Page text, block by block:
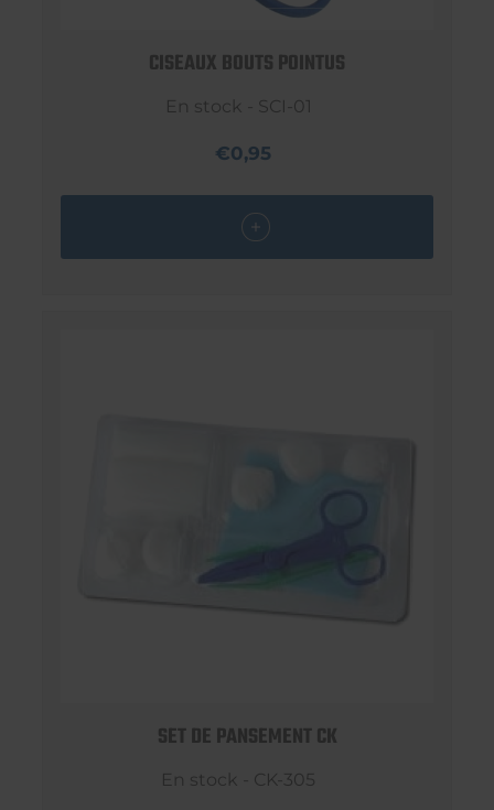
CISEAUX BOUTS POINTUS
En stock - SCI-01
€0,95
SET DE PANSEMENT CK
En stock - CK-305